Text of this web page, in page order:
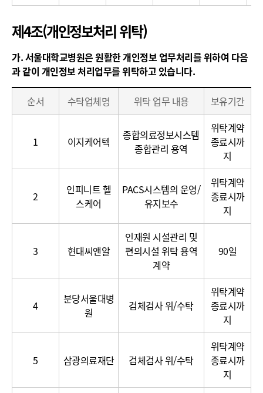
제4조(개인정보처리 위탁)
가. 서울대학교병원은 원활한 개인정보 업무처리를 위하여 다음
과 같이 개인정보 처리업무를 위탁하고 있습니다.
순서 수탁업체명 위탁 업무 내용 보유기간
1 이지케어텍
종합의료정보시스템
종합관리 용역
위탁계약
종료시까
지
2
인피니트 헬
스케어
PACS시스템의 운영/
유지보수
위탁계약
종료시까
지
3 현대씨앤알
인재원 시설관리 및
편의시설 위탁 용역
계약
90일
4
분당서울대병
원
검체검사 위/수탁
위탁계약
종료시까
지
5 삼광의료재단 검체검사 위/수탁
위탁계약
종료시까
지